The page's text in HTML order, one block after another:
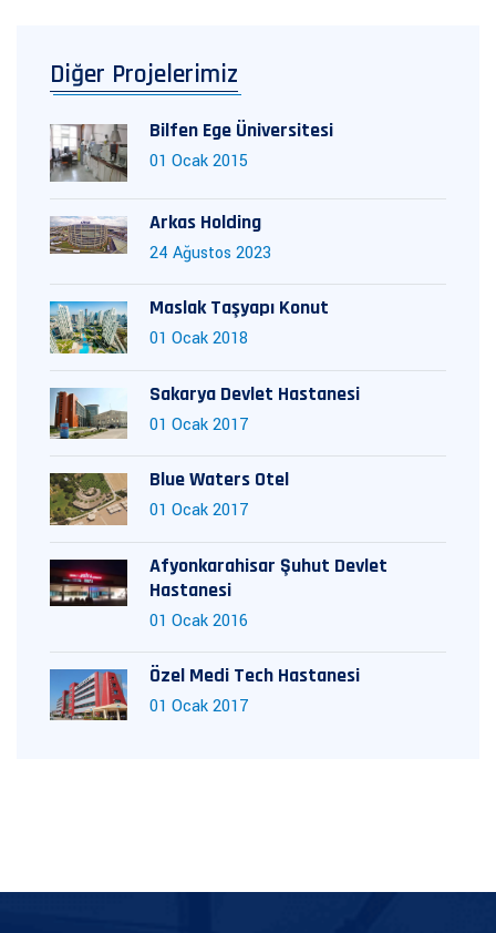
Diğer Projelerimiz
Bilfen Ege Üniversitesi
01 Ocak 2015
Arkas Holding
24 Ağustos 2023
Maslak Taşyapı Konut
01 Ocak 2018
Sakarya Devlet Hastanesi
01 Ocak 2017
Blue Waters Otel
01 Ocak 2017
Afyonkarahisar Şuhut Devlet
Hastanesi
01 Ocak 2016
Özel Medi Tech Hastanesi
01 Ocak 2017